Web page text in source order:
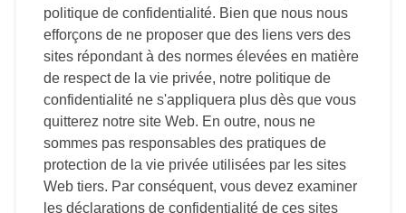
politique de confidentialité. Bien que nous nous
efforçons de ne proposer que des liens vers des
sites répondant à des normes élevées en matière
de respect de la vie privée, notre politique de
confidentialité ne s'appliquera plus dès que vous
quitterez notre site Web. En outre, nous ne
sommes pas responsables des pratiques de
protection de la vie privée utilisées par les sites
Web tiers. Par conséquent, vous devez examiner
les déclarations de confidentialité de ces sites